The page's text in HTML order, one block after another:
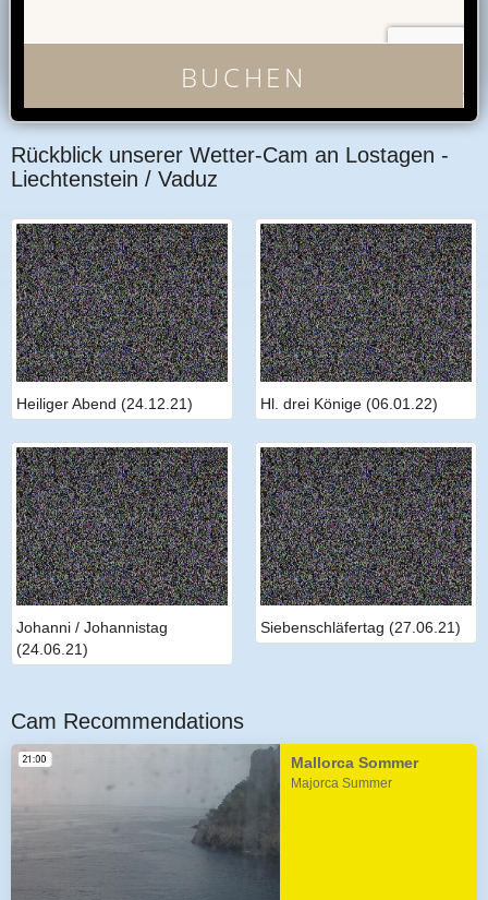
Rückblick unserer Wetter-Cam an Lostagen -
Liechtenstein / Vaduz
Heiliger Abend (24.12.21) Hl. drei Könige (06.01.22)
Johanni / Johannistag
(24.06.21)
Siebenschläfertag (27.06.21)
Cam Recommendations
Mallorca Sommer
Majorca Summer